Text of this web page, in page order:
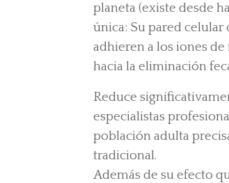
planeta (existe desde
única: Su pared
adhieren a los iones
hacia la eliminación
Reduce
especialistas
población adulta
tradicional.
Además de su efecto